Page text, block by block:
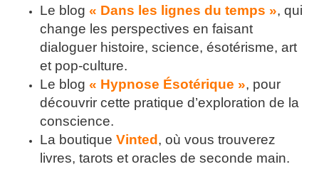
Le blog « Dans les lignes du temps », qui
change les perspectives en faisant
dialoguer histoire, science, ésotérisme, art
et pop-culture.
Le blog « Hypnose Ésotérique », pour
découvrir cette pratique d’exploration de la
conscience.
La boutique Vinted , où vous trouverez
livres, tarots et oracles de seconde main.